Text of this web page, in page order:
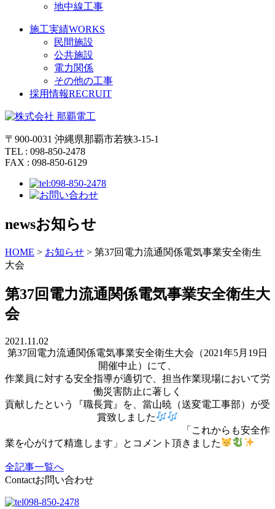
地中線工事
施工実績WORKS
民間施設
公共施設
電力関係
その他の工事
採用情報RECRUIT
〒900-0031 沖縄県那覇市若狭3-15-1
TEL : 098-850-2478
FAX : 098-850-6129
newsお知らせ
HOME > お知らせ > 第37回電力流通関係電気事業安全衛生
大会
第37回電力流通関係電気事業安全衛生大
会
2021.11.02
第37回電力流通関係電気事業安全衛生大会（2021年5月19日
開催中止）にて、
作業員に対する安全指導が適切で、担当作業現場において労
働災害防止に著しく
貢献したという『職長賞』を、當山暁（送変電工事部）が受
賞致しました
「これからも安全作
業を心がけて精進します」とコメント頂きました
全記事一覧へ
Contactお問い合わせ
098-850-2478